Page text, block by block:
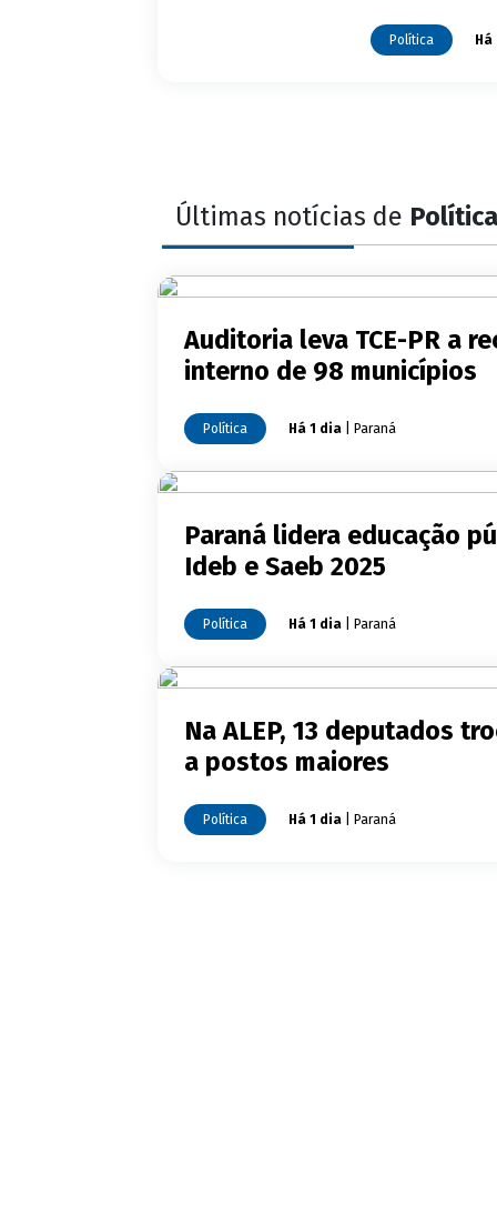
Política
Últimas notícias de Política
Auditoria leva TCE-PR a
interno de 98 municípios
Política Há 1 dia | Paraná
Paraná lidera educação
Ideb e Saeb 2025
Política Há 1 dia | Paraná
Na ALEP, 13 deputados
a postos maiores
Política Há 1 dia | Paraná